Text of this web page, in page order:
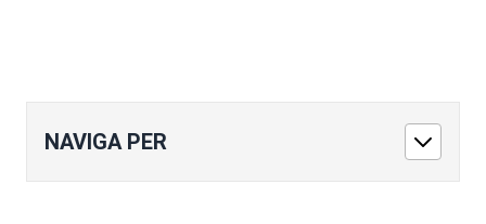
NAVIGA PER